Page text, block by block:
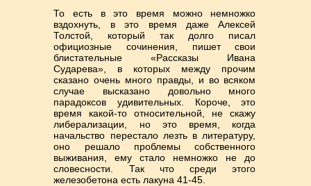
То есть в это время можно немножко
вздохнуть, в это время даже Алексей
Толстой, который так долго писал
официозные сочинения, пишет свои
блистательные «Рассказы Ивана
Сударева», в которых между прочим
сказано очень много правды, и во всяком
случае высказано довольно много
парадоксов удивительных. Короче, это
время какой-то относительной, не скажу
либерализации, но это время, когда
начальство перестало лезть в литературу,
оно решало проблемы собственного
выживания, ему стало немножко не до
словесности. Так что среди этого
железобетона есть лакуна 41-45.